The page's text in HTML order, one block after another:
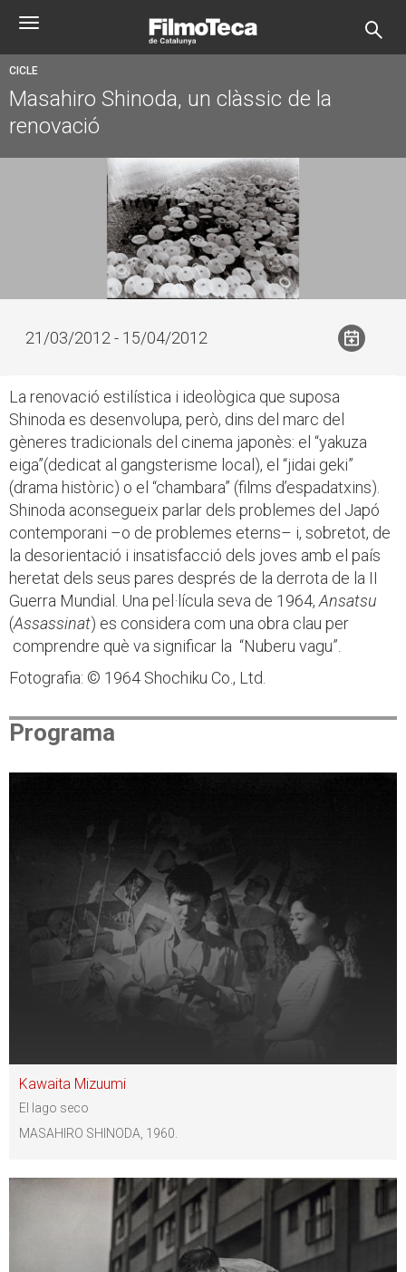
Toggle
CICLE
Masahiro Shinoda, un clàssic de la
renovació
21/03/2012 - 15/04/2012
La renovació estilística i ideològica que suposa
Shinoda es desenvolupa, però, dins del marc del
gèneres tradicionals del cinema japonès: el “yakuza
eiga”(dedicat al gangsterisme local), el “jidai geki”
(drama històric) o el “chambara” (films d’espadatxins).
Shinoda aconsegueix parlar dels problemes del Japó
contemporani –o de problemes eterns– i, sobretot, de
la desorientació i insatisfacció dels joves amb el país
heretat dels seus pares després de la derrota de la II
Guerra Mundial. Una pel·lícula seva de 1964, Ansatsu
(Assassinat) es considera com una obra clau per
comprendre què va significar la “Nuberu vagu”.
Fotografia: © 1964 Shochiku Co., Ltd.
Programa
Kawaita Mizuumi
El lago seco
MASAHIRO SHINODA, 1960.